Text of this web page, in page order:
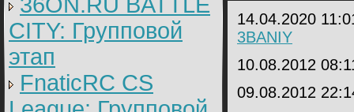
CITY: Групповой
этап
FnaticRC CS
14.04.2020
3BANIY
10.08.2012
09.08.2012